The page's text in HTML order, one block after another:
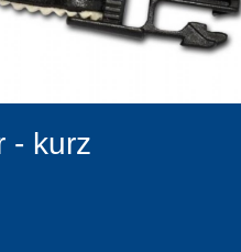
- kurz